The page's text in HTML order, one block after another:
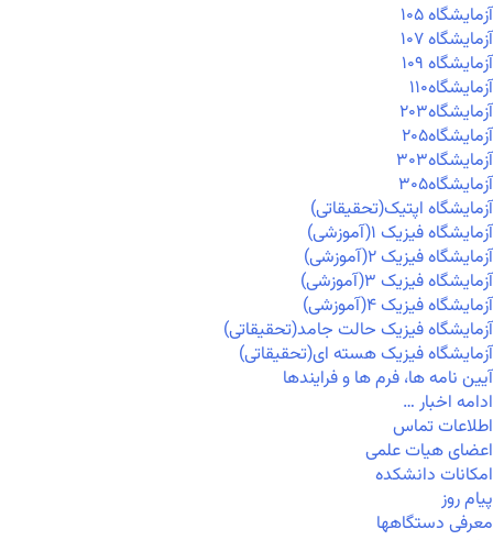
آزمايشگاه ۱۰۵
آزمايشگاه ۱۰۷
آزمايشگاه ۱۰۹
آزمايشگاه۱۱۰
آزمايشگاه۲۰۳
آزمايشگاه۲۰۵
آزمايشگاه۳۰۳
آزمايشگاه۳۰۵
آزمایشگاه اپتیک(تحقیقاتی)
آزمایشگاه فیزیک ۱(آموزشی)
آزمایشگاه فیزیک ۲(آموزشی)
آزمایشگاه فیزیک ۳(آموزشی)
آزمایشگاه فیزیک ۴(آموزشی)
آزمایشگاه فیزیک حالت جامد(تحقیقاتی)
آزمایشگاه فیزیک هسته ای(تحقیقاتی)
آیین نامه ها، فرم ها و فرایندها
ادامه اخبار …
اطلاعات تماس
اعضای هیات علمی
امکانات دانشکده
پیام روز
معرفی دستگاهها